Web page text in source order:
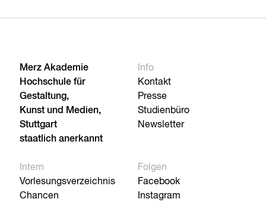
Merz Akademie
Hochschule für
Gestaltung,
Kunst und Medien,
Stuttgart
staatlich anerkannt
Info
Kontakt
Presse
Studienbüro
Newsletter
Intern
Vorlesungsverzeichnis
Chancen
Folgen
Facebook
Instagram